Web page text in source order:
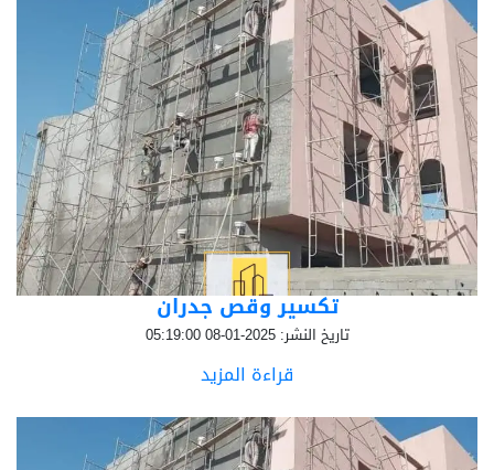
تكسير وقص جدران
تاريخ النشر: 2025-01-08 05:19:00
قراءة المزيد